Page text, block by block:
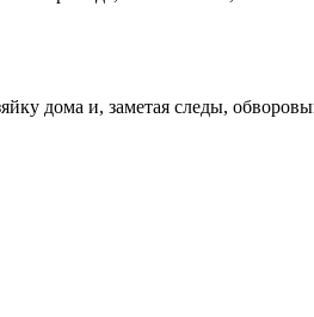
дома и, заметая следы,